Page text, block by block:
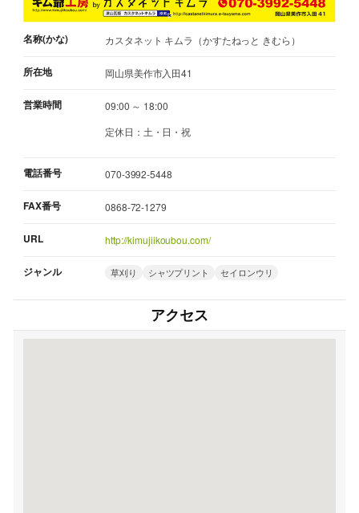
名称(かな) カスタネット キムラ（かすたねっと きむら）
所在地 岡山県美作市入田41
営業時間
09:00 ～ 18:00
定休日：土・日・祝
電話番号 070-3992-5448
FAX番号 0868-72-1279
URL http://kimujiikoubou.com/
ジャンル 草刈り シャツプリント セイロンウリ
アクセス